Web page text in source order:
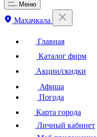
Меню
Махачкала
Главная
Каталог фирм
Акции/скидки
Афиша
Погода
Карта города
Личный кабинет